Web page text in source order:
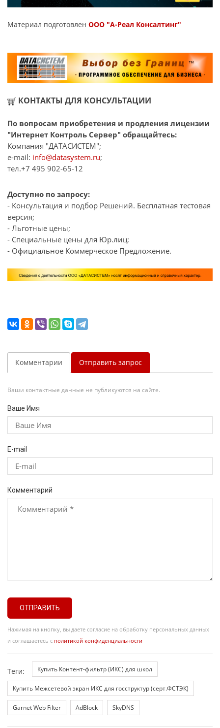
Материал подготовлен ООО "А-Реал Консалтинг"
КОНТАКТЫ ДЛЯ КОНСУЛЬТАЦИИ
По вопросам приобретения и продления лицензии
"Интернет Контроль Сервер" обращайтесь:
Компания "ДАТАСИСТЕМ";
e-mail: info@datasystem.ru;
тел.+7 495 902-65-12
Доступно по запросу:
- Консультация и подбор Решений. Бесплатная тестовая
версия;
- Льготные цены;
- Специальные цены для Юр.лиц;
- Официальное Коммерческое Предложение.
Комментарии Отправить запрос
Ваши контактные данные не публикуются на сайте.
Ваше Имя
E-mail
Комментарий
ОТПРАВИТЬ
Нажимая на кнопку, вы даете согласие на обработку персональных данных
и соглашаетесь с политикой конфиденциальности
Теги: Купить Контент-фильтр (ИКС) для школ
Купить Межсетевой экран ИКС для госструктур (серт.ФСТЭК)
Garnet Web Filter AdBlock SkyDNS